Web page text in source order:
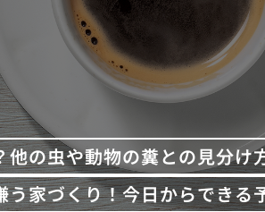
他の虫や動物の糞との見分け
う家づくり！今日からできる